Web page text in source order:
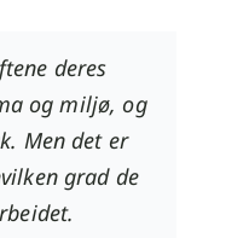
deres
og miljø, og
Men det er
grad de